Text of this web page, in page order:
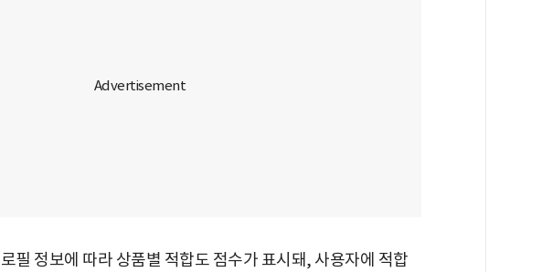
필 정보에 따라 상품별 적합도 점수가 표시돼, 사용자에 적합